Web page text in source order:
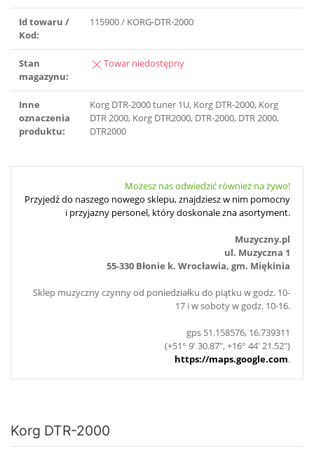
Id towaru /
Kod:
115900 / KORG-DTR-2000
Stan
magazynu:
Towar niedostępny
Inne
oznaczenia
produktu:
Korg DTR-2000 tuner 1U, Korg DTR-2000, Korg
DTR 2000, Korg DTR2000, DTR-2000, DTR 2000,
DTR2000
Możesz nas odwiedzić również na żywo!
Przyjedź do naszego nowego sklepu, znajdziesz w nim pomocny
i przyjazny personel, który doskonale zna asortyment.
Muzyczny.pl
ul. Muzyczna 1
55-330 Błonie k. Wrocławia, gm. Miękinia
Sklep muzyczny czynny od poniedziałku do piątku w godz. 10-
17 i w soboty w godz. 10-16.
gps 51.158576, 16.739311
(+51° 9' 30.87", +16° 44' 21.52")
https://maps.google.com.
Korg DTR-2000